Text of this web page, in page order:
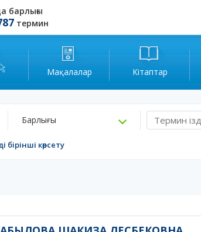
барлығы
термин
Мақалалар Кітаптар
Барлығы
бірінші көрсету